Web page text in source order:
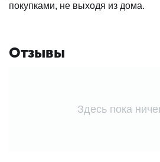
покупками, не выходя из дома.
Отзывы
Здесь пока